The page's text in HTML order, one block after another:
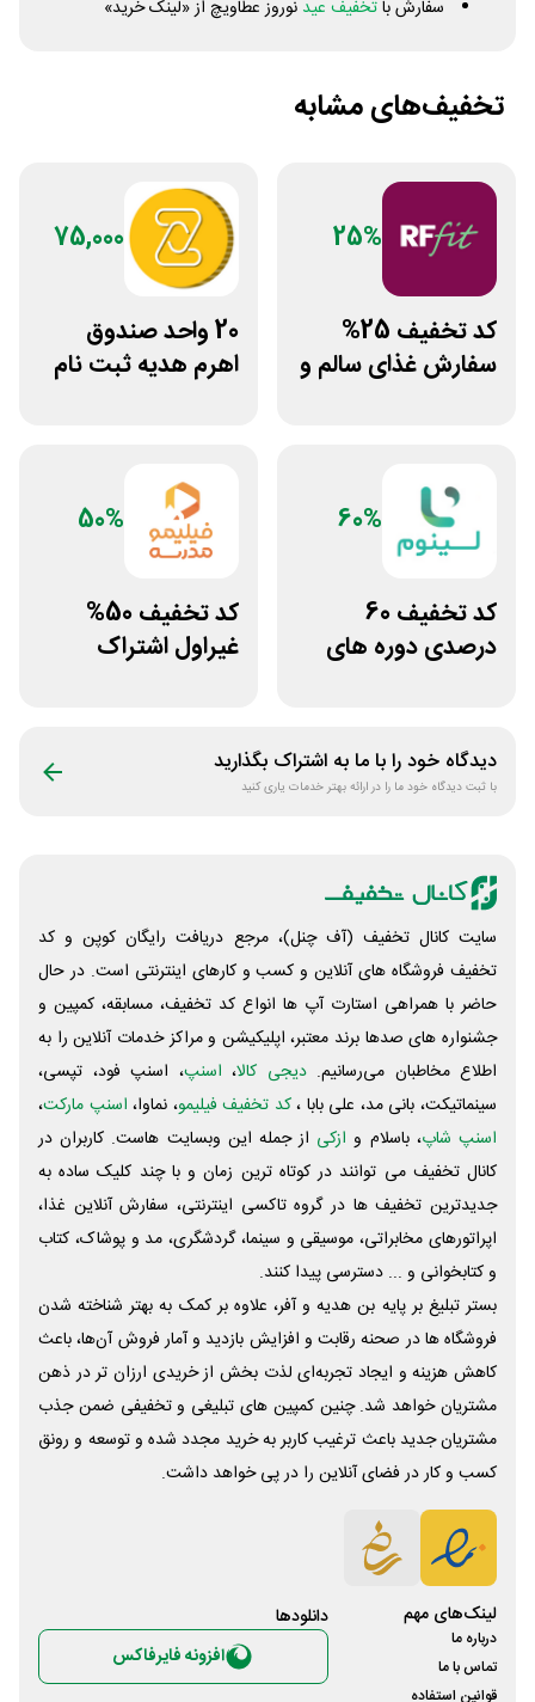
سفارش باتخفیف عید نوروز عطاویچ از «لینک خرید»
تخفیف‌های مشابه
25%
کد تخفیف 25%
سفارش غذای سالم و
75,000
20 واحد صندوق
اهرم هدیه ثبت نام
60%
کد تخفیف 60
درصدی دوره های
50%
کد تخفیف 50%
غیراول اشتراک
دیدگاه خود را با ما به اشتراک بگذارید
با ثبت دیدگاه خود ما را در ارائه بهتر خدمات یاری کنید
سایت کانال تخفیف (آف چنل)، مرجع دریافت رایگان کوپن و کد
تخفیف فروشگاه های آنلاین و کسب و‌ کارهای اینترنتی است. در حال
حاضر با همراهی استارت آپ ها انواع کد تخفیف، مسابقه، کمپین و
جشنواره های صدها برند معتبر، اپلیکیشن و مراکز خدمات آنلاین را به
اطلاع مخاطبان می‌رسانیم. دیجی کالا، اسنپ، اسنپ فود، تپسی،
سینماتیکت، بانی مد، علی‌ بابا ،کد تخفیف فیلیمو، نماوا، اسنپ مارکت،
اسنپ شاپ، باسلام و ازکی از جمله این وبسایت ‌هاست. کاربران در
کانال تخفیف می توانند در کوتاه ترین زمان و با چند کلیک ساده به
جدیدترین تخفیف ها در گروه تاکسی اینترنتی، سفارش آنلاین غذا،
اپراتورهای مخابراتی، موسیقی و سینما، گردشگری، مد و پوشاک، کتاب
و کتابخوانی و ... دسترسی پیدا کنند.
بستر تبلیغ بر پایه بن هدیه و آفر، علاوه بر کمک به بهتر شناخته شدن
فروشگاه ها در صحنه رقابت و افزایش بازدید و آمار فروش آن‌ها، باعث
کاهش هزینه و ایجاد تجربه‌ای لذت بخش از خریدی ارزان تر در ذهن
مشتریان خواهد شد. چنین کمپین های تبلیغی و تخفیفی ضمن جذب
مشتریان جدید باعث ترغیب کاربر به خرید مجدد شده و توسعه و رونق
کسب و کار در فضای آنلاین را در پی خواهد داشت.
لینک‌های مهم
درباره ما
تماس با ما
قوانین استفاده
دانلود‌ها
افزونه فایرفاکس